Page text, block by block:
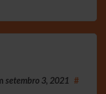
setembro 3, 2021 #